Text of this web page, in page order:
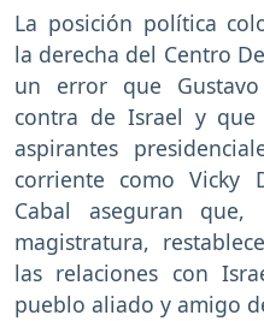
La posición política
la derecha del Centro
un error que
contra de Israel y que
aspirantes
corriente como Vicky
Cabal aseguran
magistratura,
las relaciones con
pueblo aliado y amigo